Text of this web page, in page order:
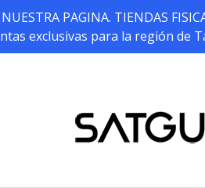
PAGINA. TIENDAS
exclusivas para la región de